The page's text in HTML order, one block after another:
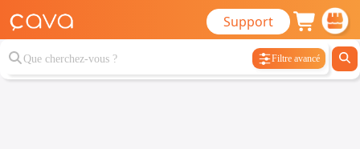
Support
Filtre avancé